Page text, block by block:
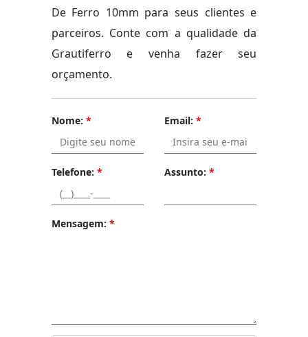
De Ferro 10mm para seus clientes e
parceiros. Conte com a qualidade da
Grautiferro e venha fazer seu
orçamento.
Nome: * Email: *
Telefone: * Assunto: *
Mensagem: *